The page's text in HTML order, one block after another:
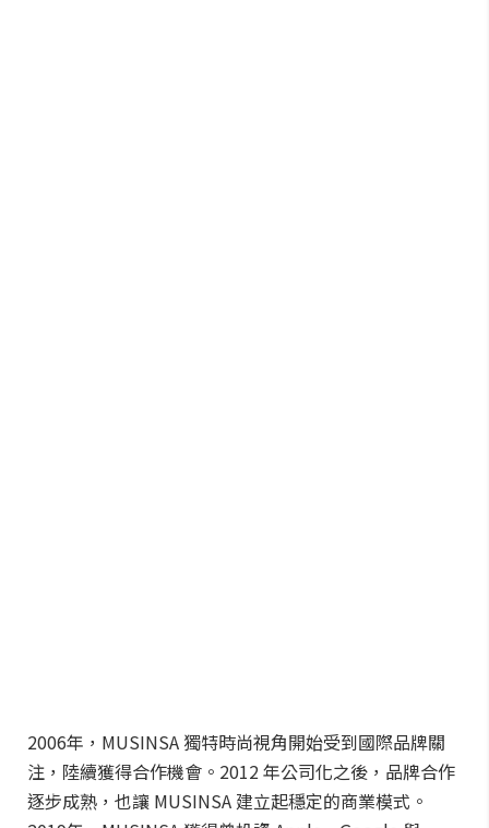
2006年，MUSINSA 獨特時尚視角開始受到國際品牌關
注，陸續獲得合作機會。2012 年公司化之後，品牌合作
逐步成熟，也讓 MUSINSA 建立起穩定的商業模式。